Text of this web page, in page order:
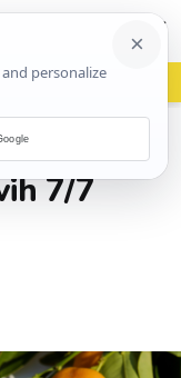
woot?!
7/7